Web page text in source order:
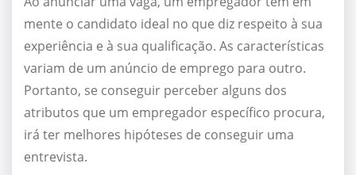
mente o candidato ideal no que diz respeito à sua
experiência e à sua qualificação. As características
variam de um anúncio de emprego para outro.
Portanto, se conseguir perceber alguns dos
atributos que um empregador específico procura,
irá ter melhores hipóteses de conseguir uma
entrevista.